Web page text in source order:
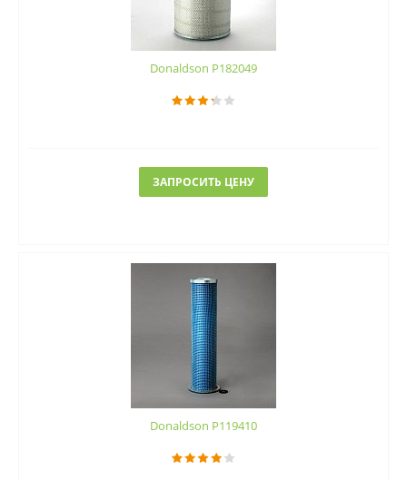
Donaldson P182049
ЗАПРОСИТЬ ЦЕНУ
Donaldson P119410